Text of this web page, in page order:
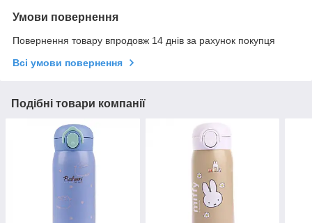
Умови повернення
Повернення товару впродовж 14 днів за рахунок покупця
Всі умови повернення
Подібні товари компанії